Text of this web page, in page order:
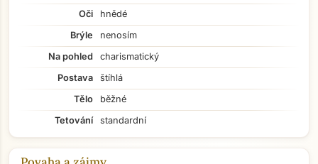
Oči
hnědé
Brýle
nenosím
Na pohled
charismatický
Postava
štíhlá
Tělo
běžné
Tetování
standardní